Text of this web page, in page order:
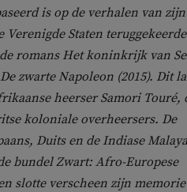
is op de verhalen van zijn
Staten teruggekeerde
romans Het koninkrijk van
zwarte Napoleon (2015). Dit
heerser Samori Touré,
koloniale overheersers. De
Duits en de Indiase
bundel Zwart: Afro-Europese
slotte verscheen zijn memorie